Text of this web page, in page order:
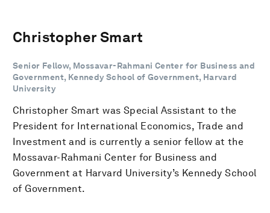
Christopher Smart
Senior Fellow, Mossavar-Rahmani Center for Business and
Government, Kennedy School of Government, Harvard
University
Christopher Smart was Special Assistant to the
President for International Economics, Trade and
Investment and is currently a senior fellow at the
Mossavar-Rahmani Center for Business and
Government at Harvard University’s Kennedy School
of Government.